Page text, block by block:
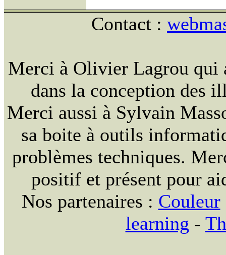
Contact :
Merci à Olivier Lagrou qui
dans la conception des
Merci aussi à Sylvain
sa boite à outils
problèmes techniques.
positif et présent pour
Nos partenaires : Couleur
learning -